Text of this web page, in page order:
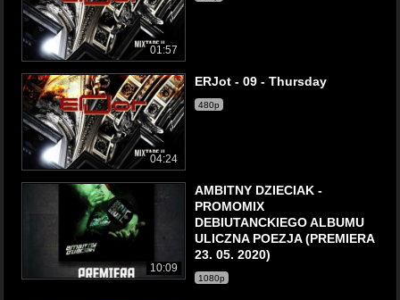
01:57
04:24
ERJot - 09 - Thursday
480p
10:09
AMBITNY DZIECIAK -
PROMOMIX
DEBIUTANCKIEGO ALBUMU
ULICZNA POEZJA (PREMIERA
23. 05. 2020)
1080p